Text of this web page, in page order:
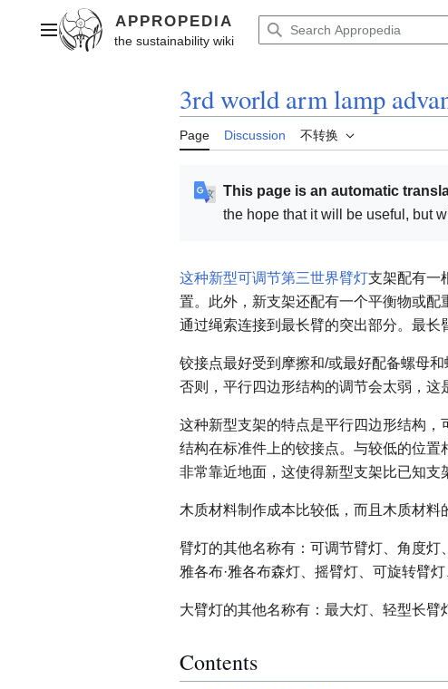
contentMain menu
3rd world arm lamp
Page Discussion 不转换
This page is an automatic
the hope that it will be useful, but
这种新型可调节第三世界臂灯支架配有一
置。此外，新支架还配有一个平衡物或
通过绳索连接到最长臂的突出部分。最长
铰接点最好受到摩擦和/或最好配备螺母
否则，平行四边形结构的调节会太弱，这
这种新型支架的特点是平行四边形结构
结构在标准件上的铰接点。与较低的位
非常靠近地面，这使得新型支架比已知支
木质材料制作成本比较低，而且木质材料
臂灯的其他名称有：可调节臂灯、角度灯
雅各布·雅各布森灯、摇臂灯、可旋转臂
大臂灯的其他名称有：最大灯、轻型长臂
Contents